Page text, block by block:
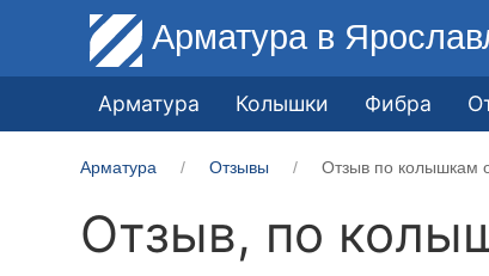
Арматура в
Арматура Колышки Фибра
Арматура Отзывы Отзыв по колышкам
Отзыв, по